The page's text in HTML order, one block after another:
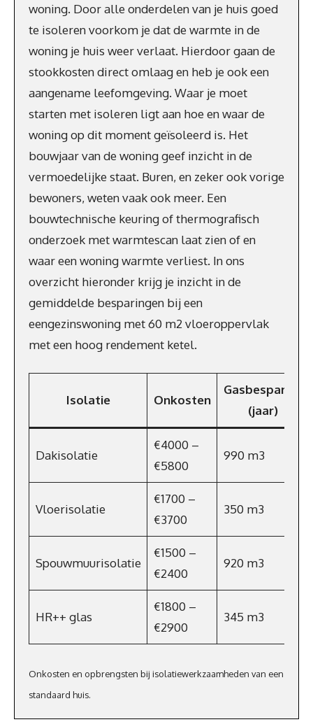
woning. Door alle onderdelen van je huis goed
te isoleren voorkom je dat de warmte in de
woning je huis weer verlaat. Hierdoor gaan de
stookkosten direct omlaag en heb je ook een
aangename leefomgeving. Waar je moet
starten met isoleren ligt aan hoe en waar de
woning op dit moment geïsoleerd is. Het
bouwjaar van de woning geef inzicht in de
vermoedelijke staat. Buren, en zeker ook vorige
bewoners, weten vaak ook meer. Een
bouwtechnische keuring of thermografisch
onderzoek met warmtescan laat zien of en
waar een woning warmte verliest. In ons
overzicht hieronder krijg je inzicht in de
gemiddelde besparingen bij een
eengezinswoning met 60 m2 vloeroppervlak
met een hoog rendement ketel.
Isolatie Onkosten
Gasbesparing
(jaar)
Dakisolatie
€4000 –
€5800
990 m3
Vloerisolatie
€1700 –
€3700
350 m3
Spouwmuurisolatie
€1500 –
€2400
920 m3
HR++ glas
€1800 –
€2900
345 m3
Onkosten en opbrengsten bij isolatiewerkzaamheden van een
standaard huis.